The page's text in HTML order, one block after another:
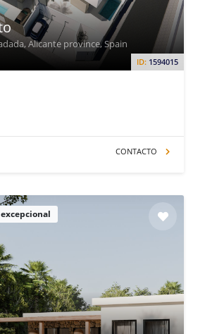
ID: 1594015
Alicante province, Spain
CONTACTO